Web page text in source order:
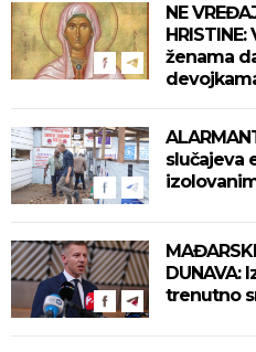
NE
ženama
slučajeva
DUNAVA:
trenutno